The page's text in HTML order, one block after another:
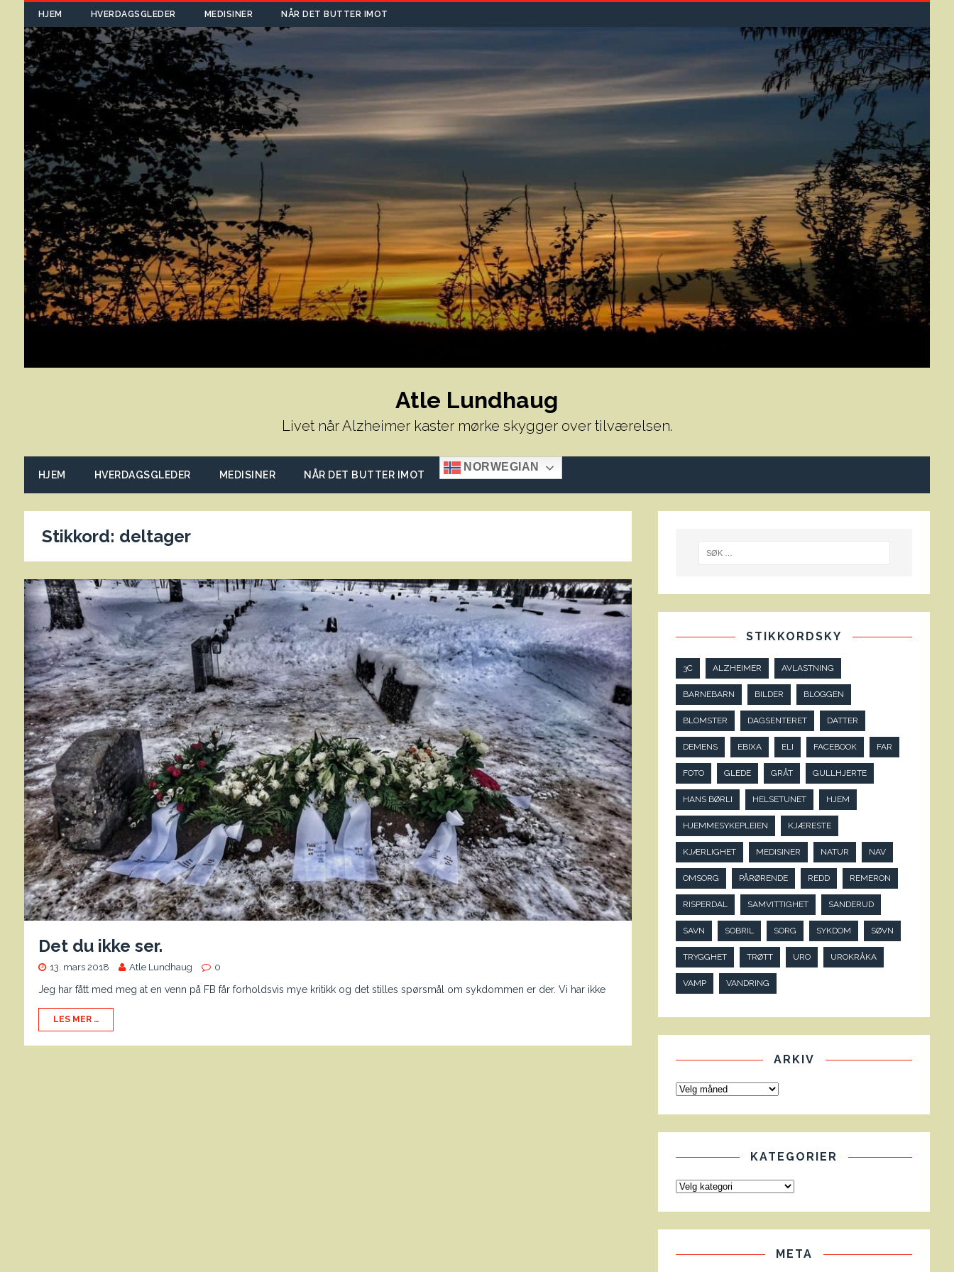
HJEM HVERDAGSGLEDER MEDISINER NÅR DET BUTTER IMOT
Atle Lundhaug
Livet når Alzheimer kaster mørke skygger over tilværelsen.
HJEM HVERDAGSGLEDER MEDISINER NÅR DET BUTTER IMOT
NORWEGIAN
Stikkord: deltager
Det du ikke ser.
13. mars 2018 Atle Lundhaug 0
Jeg har fått med meg at en venn på FB får forholdsvis mye kritikk og det stilles spørsmål om sykdommen er der. Vi har ikke
LES MER …
STIKKORDSKY
3C ALZHEIMER AVLASTNING
BARNEBARN BILDER BLOGGEN
BLOMSTER DAGSENTERET DATTER
DEMENS EBIXA ELI FACEBOOK FAR
FOTO GLEDE GRÅT GULLHJERTE
HANS BØRLI HELSETUNET HJEM
HJEMMESYKEPLEIEN KJÆRESTE
KJÆRLIGHET MEDISINER NATUR NAV
OMSORG PÅRØRENDE REDD REMERON
RISPERDAL SAMVITTIGHET SANDERUD
SAVN SOBRIL SORG SYKDOM SØVN
TRYGGHET TRØTT URO UROKRÅKA
VAMP VANDRING
ARKIV
KATEGORIER
META